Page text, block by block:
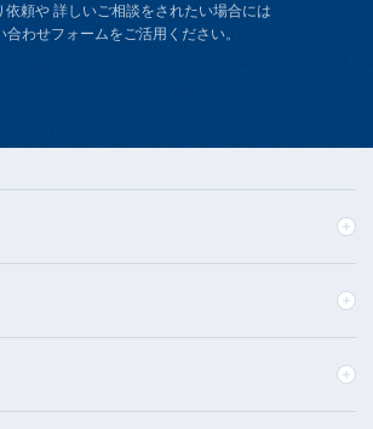
依頼や 詳しいご相談をされたい場合には
合わせフォームをご活用ください。